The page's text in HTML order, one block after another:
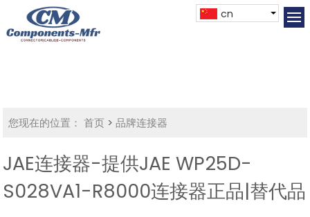
cn
您现在的位置： 首页 >品牌连接器
JAE连接器-提供JAE WP25D-
S028VA1-R8000连接器正品|替代品